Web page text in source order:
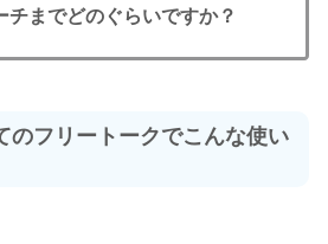
チまでどのぐらいですか？
フリートークでこんな使い